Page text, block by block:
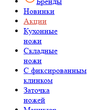
Новинки
Акции
Кухонные
ножи
Складные
ножи
C фиксированным
клинком
Заточка
ножей